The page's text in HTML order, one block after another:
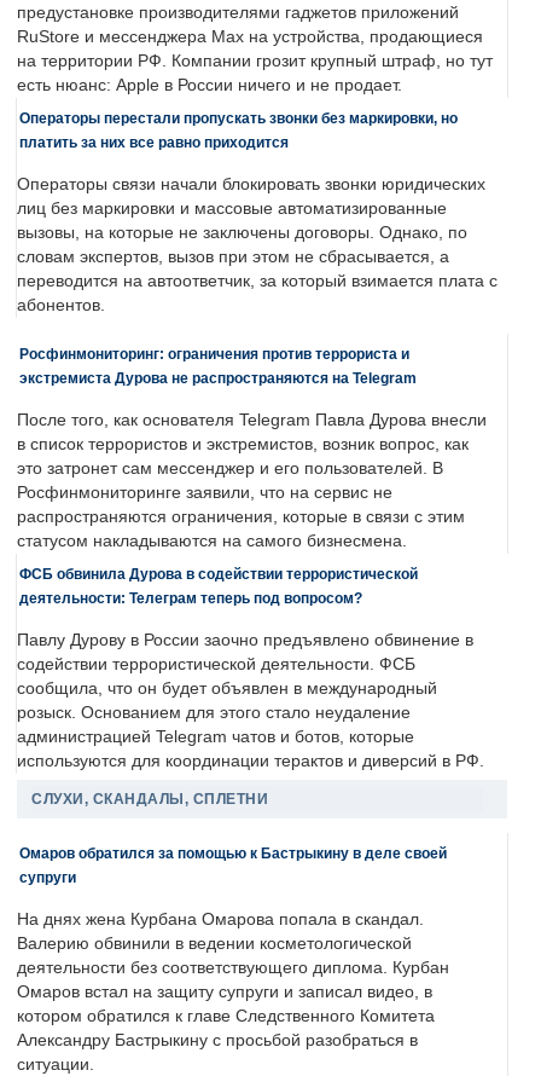
предустановке производителями гаджетов приложений
RuStore и мессенджера Max на устройства, продающиеся
на территории РФ. Компании грозит крупный штраф, но тут
есть нюанс: Apple в России ничего и не продает.
Операторы перестали пропускать звонки без маркировки, но
платить за них все равно приходится
Операторы связи начали блокировать звонки юридических
лиц без маркировки и массовые автоматизированные
вызовы, на которые не заключены договоры. Однако, по
словам экспертов, вызов при этом не сбрасывается, а
переводится на автоответчик, за который взимается плата с
абонентов.
Росфинмониторинг: ограничения против террориста и
экстремиста Дурова не распространяются на Telegram
После того, как основателя Telegram Павла Дурова внесли
в список террористов и экстремистов, возник вопрос, как
это затронет сам мессенджер и его пользователей. В
Росфинмониторинге заявили, что на сервис не
распространяются ограничения, которые в связи с этим
статусом накладываются на самого бизнесмена.
ФСБ обвинила Дурова в содействии террористической
деятельности: Телеграм теперь под вопросом?
Павлу Дурову в России заочно предъявлено обвинение в
содействии террористической деятельности. ФСБ
сообщила, что он будет объявлен в международный
розыск. Основанием для этого стало неудаление
администрацией Telegram чатов и ботов, которые
используются для координации терактов и диверсий в РФ.
СЛУХИ, СКАНДАЛЫ, СПЛЕТНИ
Омаров обратился за помощью к Бастрыкину в деле своей
супруги
На днях жена Курбана Омарова попала в скандал.
Валерию обвинили в ведении косметологической
деятельности без соответствующего диплома. Курбан
Омаров встал на защиту супруги и записал видео, в
котором обратился к главе Следственного Комитета
Александру Бастрыкину с просьбой разобраться в
ситуации.